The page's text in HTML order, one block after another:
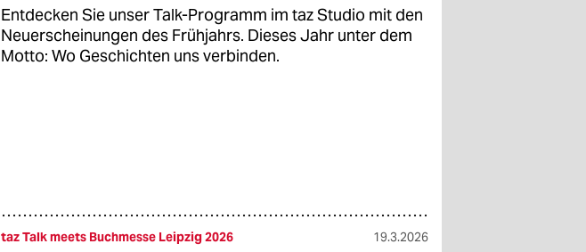
Entdecken Sie unser Talk-Programm im taz Studio mit den
Neuerscheinungen des Frühjahrs. Dieses Jahr unter dem
Motto: Wo Geschichten uns verbinden.
taz Talk meets Buchmesse Leipzig 2026 19.3.2026